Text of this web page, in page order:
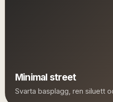
Minimal street
Svarta basplagg, ren siluett